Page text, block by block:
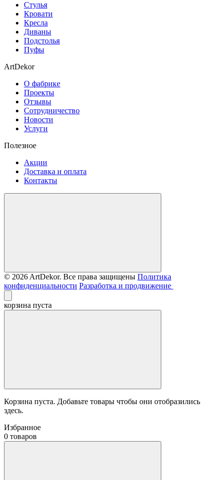
Стулья
Кровати
Кресла
Диваны
Подстолья
Пуфы
ArtDekor
О фабрике
Проекты
Отзывы
Сотрудничество
Новости
Услуги
Полезное
Акции
Доставка и оплата
Контакты
© 2026 ArtDekor. Все права защищены Политика
конфиденциальности Разработка и продвижение
корзина пуста
Корзина пуста. Добавьте товары чтобы они отобразились
здесь.
Избранное
0 товаров